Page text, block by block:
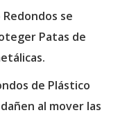
se
Patas de
de Plástico
al mover las